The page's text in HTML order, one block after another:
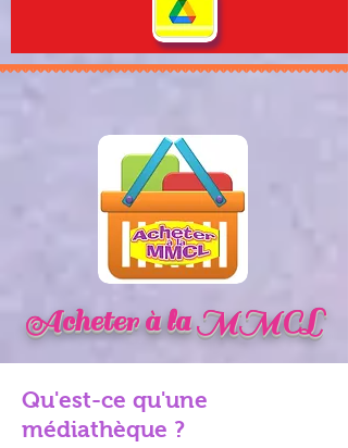
Acheter à la MMCL
Qu'est-ce qu'une
médiathèque ?